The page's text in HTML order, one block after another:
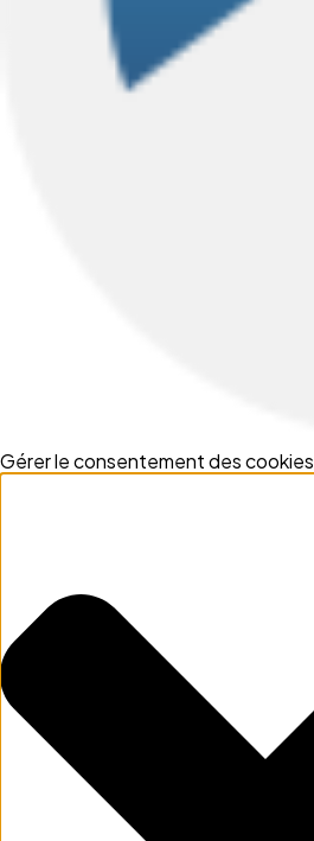
Gérer le consentement des cookies